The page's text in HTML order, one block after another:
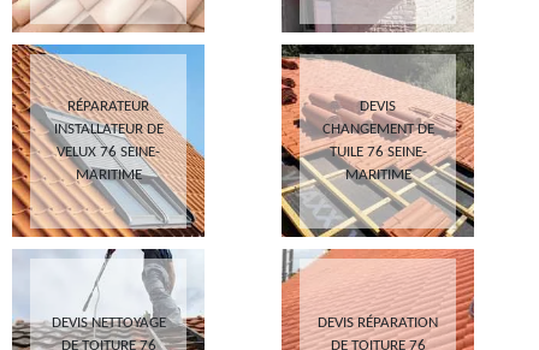
RÉPARATEUR
INSTALLATEUR DE
VELUX 76 SEINE-
MARITIME
DEVIS
CHANGEMENT DE
TUILE 76 SEINE-
MARITIME
DEVIS NETTOYAGE
DE TOITURE 76
DEVIS RÉPARATION
DE TOITURE 76